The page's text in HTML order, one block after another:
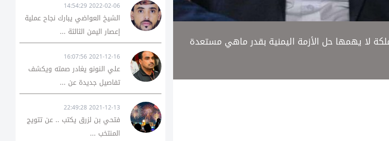
لا يهمها حل الأزمة اليمنية بقدر ماهي مستعدة
2022-02-06 14:54:29
الشيخ العواضي يبارك نجاح عملية
إعصار اليمن الثالثة ...
2021-12-16 16:07:56
علي النونو يغادر صمته ويكشف
تفاصيل جديدة عن ...
2021-12-13 22:49:28
فتحي بن لزرق يكتب .. عن تتويج
المنتخب ...